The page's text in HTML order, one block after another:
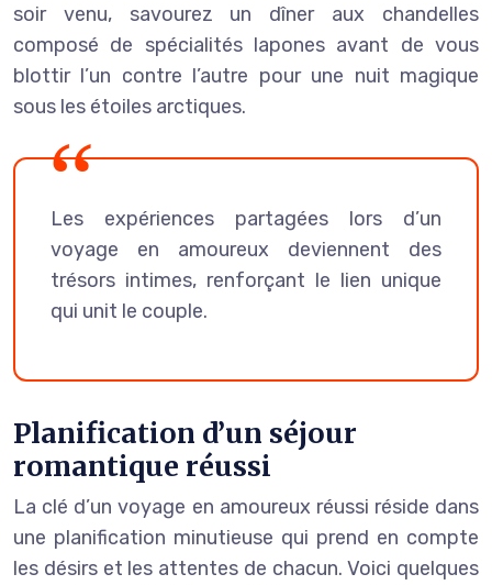
soir venu, savourez un dîner aux chandelles
composé de spécialités lapones avant de vous
blottir l’un contre l’autre pour une nuit magique
sous les étoiles arctiques.
Les expériences partagées lors d’un
voyage en amoureux deviennent des
trésors intimes, renforçant le lien unique
qui unit le couple.
Planification d’un séjour
romantique réussi
La clé d’un voyage en amoureux réussi réside dans
une planification minutieuse qui prend en compte
les désirs et les attentes de chacun. Voici quelques